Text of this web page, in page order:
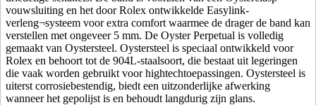
vouwsluiting en het door Rolex ontwikkelde Easylink-
verleng¬systeem voor extra comfort waarmee de drager de band kan
verstellen met ongeveer 5 mm. De Oyster Perpetual is volledig
gemaakt van Oystersteel. Oystersteel is speciaal ontwikkeld voor
Rolex en behoort tot de 904L-staalsoort, die bestaat uit legeringen
die vaak worden gebruikt voor hightechtoepassingen. Oystersteel is
uiterst corrosiebestendig, biedt een uitzonderlijke afwerking
wanneer het gepolijst is en behoudt langdurig zijn glans.